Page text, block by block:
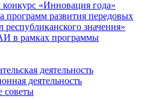
«Инновация года»
программ развития передовых
значения»
в рамках программы
деятельность
деятельность
советы